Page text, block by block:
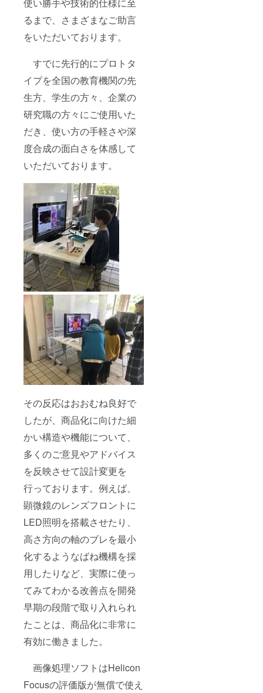
るまで、さまざまなご助言
をいただいております。
すでに先行的にプロトタ
イプを全国の教育機関の先
生方、学生の方々、企業の
研究職の方々にご使用いた
だき、使い方の手軽さや深
度合成の面白さを体感して
いただいております。
その反応はおおむね良好で
したが、商品化に向けた細
かい構造や機能について、
多くのご意見やアドバイス
を反映させて設計変更を
行っております。例えば、
顕微鏡のレンズフロントに
LED照明を搭載させたり、
高さ方向の軸のブレを最小
化するようなばね機構を採
用したりなど、実際に使っ
てみてわかる改善点を開発
早期の段階で取り入れられ
たことは、商品化に非常に
有効に働きました。
画像処理ソフトはHelicon
Focusの評価版が無償で使え